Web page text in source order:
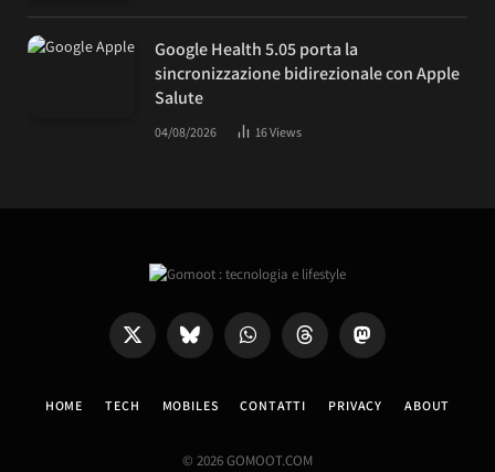
Google Health 5.05 porta la
sincronizzazione bidirezionale con Apple
Salute
04/08/2026 16Views
X
Bluesky WhatsAppThreads Mastodon
HOME TECH MOBILES CONTATTI PRIVACY ABOUT
© 2026 GOMOOT.COM